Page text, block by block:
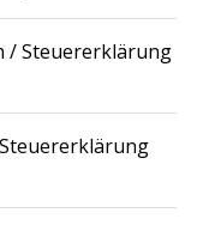
/ Steuererklärung